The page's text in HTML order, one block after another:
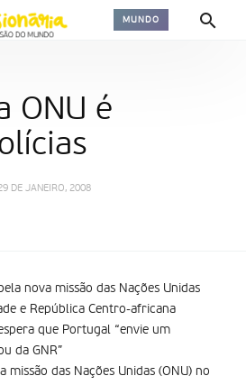
MUNDO
ONU é
DE JANEIRO, 2008
nova missão das Nações Unidas
e República Centro-africana
que Portugal “envie um
da GNR”
missão das Nações Unidas (ONU) no